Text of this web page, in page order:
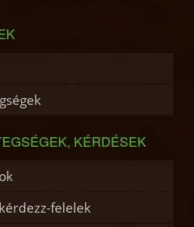
KÉRDÉSEK
felelek